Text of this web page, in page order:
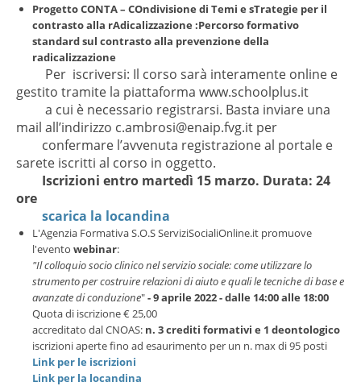
Progetto CONTA – COndivisione di Temi e sTrategie per il
contrasto alla rAdicalizzazione :Percorso formativo
standard sul contrasto alla prevenzione della
radicalizzazione
Per iscriversi: Il corso sarà interamente online e
gestito tramite la piattaforma www.schoolplus.it
a cui è necessario registrarsi. Basta inviare una
mail all’indirizzo c.ambrosi@enaip.fvg.it per
confermare l’avvenuta registrazione al portale e
sarete iscritti al corso in oggetto.
Iscrizioni entro martedì 15 marzo. Durata: 24
ore
scarica la locandina
L'Agenzia Formativa S.O.S ServiziSocialiOnline.it promuove
l'evento webinar:
"Il colloquio socio clinico nel servizio sociale: come utilizzare lo
strumento per costruire relazioni di aiuto e quali le tecniche di base e
avanzate di conduzione"- 9 aprile 2022 - dalle 14:00 alle 18:00
Quota di iscrizione € 25,00
accreditato dal CNOAS: n. 3 crediti formativi e 1 deontologico
iscrizioni aperte fino ad esaurimento per un n. max di 95 posti
Link per le iscrizioni
Link per la locandina